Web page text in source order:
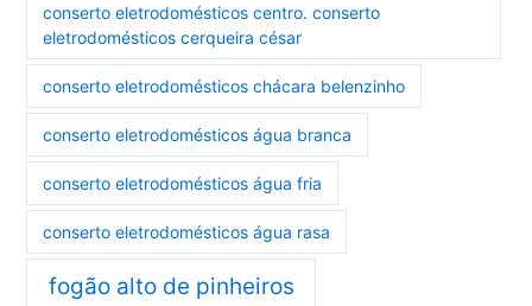
conserto eletrodomésticos centro. conserto
eletrodomésticos cerqueira césar
conserto eletrodomésticos chácara belenzinho
conserto eletrodomésticos água branca
conserto eletrodomésticos água fria
conserto eletrodomésticos água rasa
fogão alto de pinheiros